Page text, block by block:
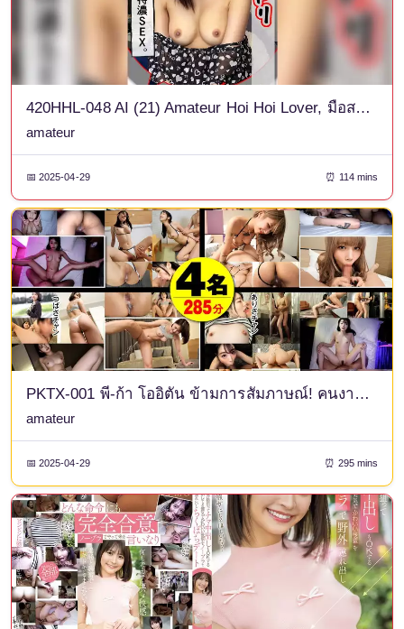
420HHL-048 AI (21) Amateur Hoi Hoi Lover, มือสมัครเล่น, Gonzo, สารคดี, ถ่ายภาพส่วนตัว, คู่รัก Gonzo, ห้องแฟน, อายุ 21 ปี, นักศึกษาหางาน, สาวสวย, หน้าเด็ก, เพรียว, สูง, เอว, คอสเพลย์, พยาบาล, โรเตอร์สีชมพู, เลียหัวนม, เป่า, อ่อนไหว, ใบหน้า
amateur
📅 2025-04-29 ⏰ 114 mins
PKTX-001 พี-ก้า โออิตัน ข้ามการสัมภาษณ์! คนงานใหม่โอเค 30 หญิง Ps เอมิจัง/เร็นจัง/ซึบาสะจัง/อาริสะจัง
amateur
📅 2025-04-29 ⏰ 295 mins